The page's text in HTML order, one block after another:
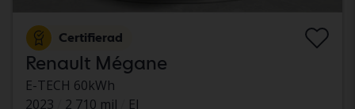
Certifierad
Renault Mégane
E-TECH 60kWh
2023
2 710 mil
El